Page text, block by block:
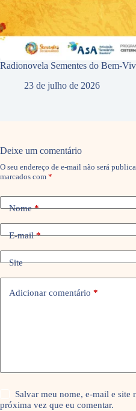
Radionovela Sementes do Bem-
23 de julho de 2026
Deixe um comentário
O seu endereço de e-mail não será
marcados com *
Nome*
E-mail*
Site
Adicionar comentário *
Salvar meu nome, e-mail e site
próxima vez que eu comentar.